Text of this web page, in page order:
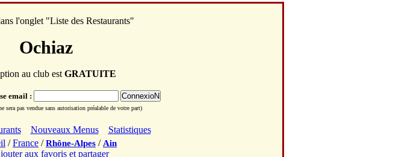
l'onglet "Liste des Restaurants"
Ochiaz
au club est GRATUITE
email :
sera pas vendue sans autorisation préalable de votre part)
Nouveaux Menus
Statistiques
/France /Rhône-Alpes / Ain